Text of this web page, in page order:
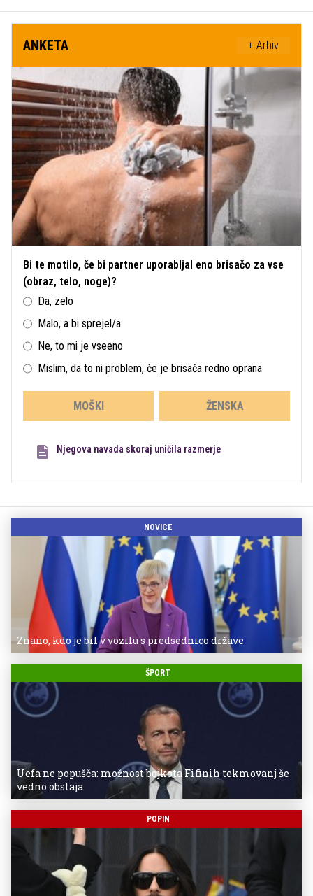
ANKETA + Arhiv
Bi te motilo, če bi partner uporabljal eno brisačo za vse
(obraz, telo, noge)?
Da, zelo
Malo, a bi sprejel/a
Ne, to mi je vseeno
Mislim, da to ni problem, če je brisača redno oprana
MOŠKI ŽENSKA
Njegova navada skoraj uničila razmerje
NOVICE
Znano, kdo je bil v vozilu s predsednico države
ŠPORT
Uefa ne popušča: možnost bojkota Fifinih tekmovanj še
vedno obstaja
POPIN